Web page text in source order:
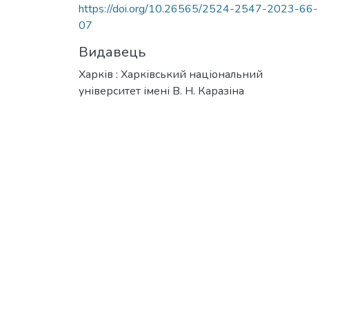
https://doi.org/10.26565/2524-2547-2023-66-
07
Видавець
Харків : Харківський національний
університет імені В. Н. Каразіна